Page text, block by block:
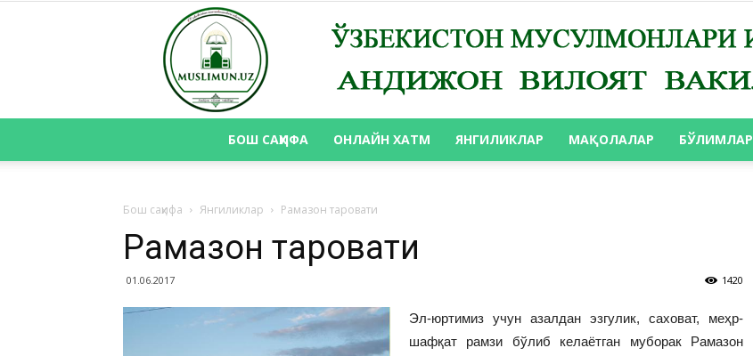
БОШ САҲИФА ОНЛАЙН ХАТМ ЯНГИЛИКЛАР МАҚОЛАЛАР БЎЛИМЛАР
Бош саҳифа Янгиликлар Рамазон таровати
Рамазон таровати
01.06.2017 1420
Эл-юртимиз учун азалдан эзгулик, саховат, меҳр-
шафқат рамзи бўлиб келаётган муборак Рамазон